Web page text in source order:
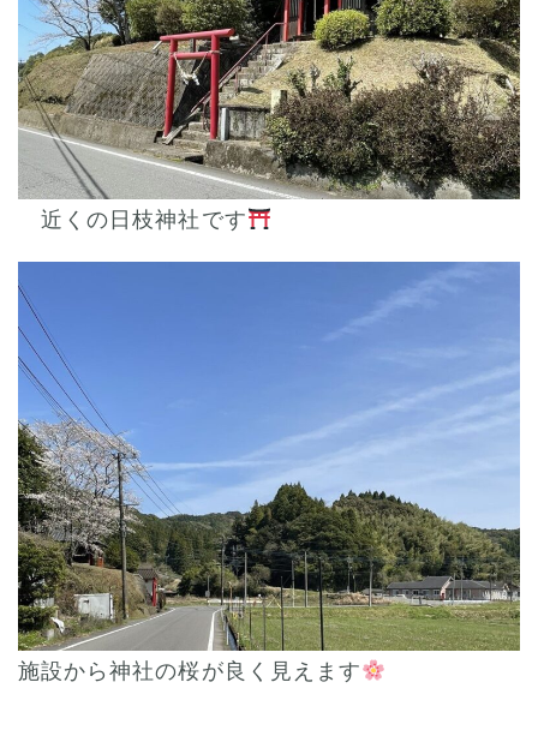
近くの日枝神社です
施設から神社の桜が良く見えます